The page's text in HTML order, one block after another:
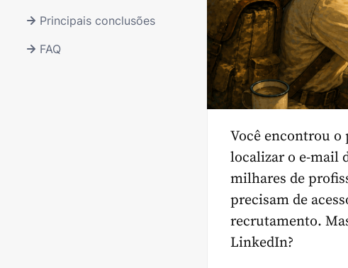
Principais conclusões
FAQ
Você encontrou o
localizar o e-mail
milhares de
precisam de
recrutamento.
LinkedIn?